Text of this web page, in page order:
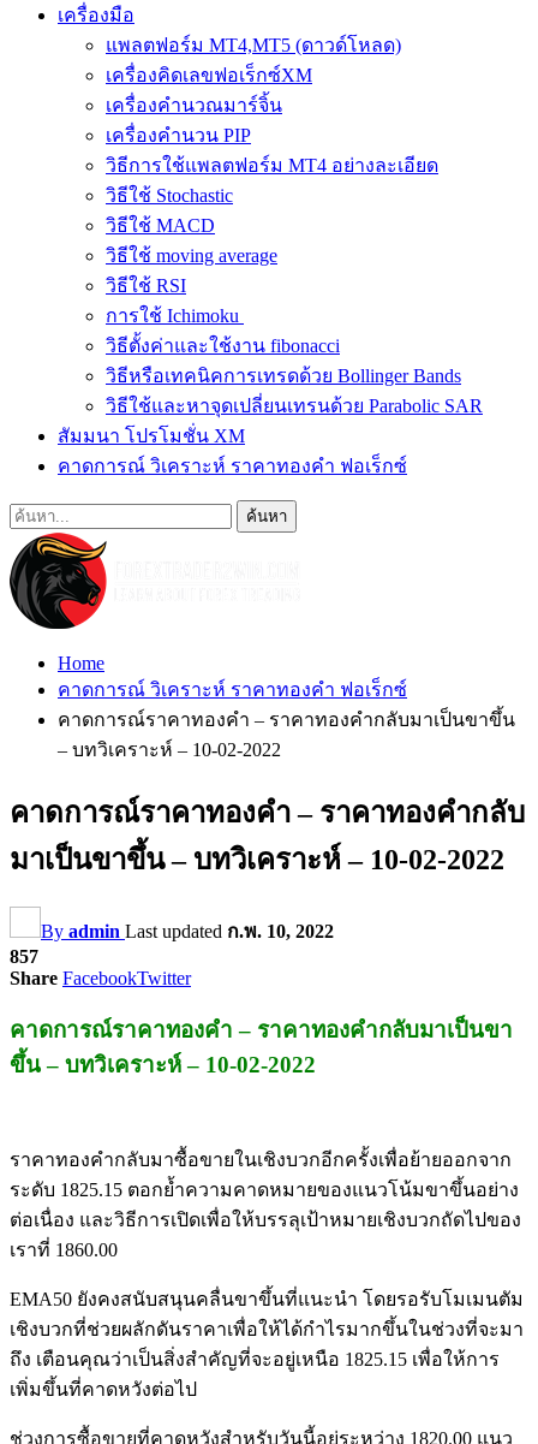
เครื่องมือ
แพลตฟอร์ม MT4,MT5 (ดาวด์โหลด)
เครื่องคิดเลขฟอเร็กซ์XM
เครื่องคำนวณมาร์จิ้น
เครื่องคำนวน PIP
วิธีการใช้แพลตฟอร์ม MT4 อย่างละเอียด
วิธีใช้ Stochastic
วิธีใช้ MACD
วิธีใช้ moving average
วิธีใช้ RSI
การใช้ Ichimoku
วิธีตั้งค่าและใช้งาน fibonacci
วิธีหรือเทคนิคการเทรดด้วย Bollinger Bands
วิธีใช้และหาจุดเปลี่ยนเทรนด้วย Parabolic SAR
สัมมนา โปรโมชั่น XM
คาดการณ์ วิเคราะห์ ราคาทองคำ ฟอเร็กซ์
Home
คาดการณ์ วิเคราะห์ ราคาทองคำ ฟอเร็กซ์
คาดการณ์ราคาทองคำ – ราคาทองคำกลับมาเป็นขาขึ้น
– บทวิเคราะห์ – 10-02-2022
คาดการณ์ราคาทองคำ – ราคาทองคำกลับ
มาเป็นขาขึ้น – บทวิเคราะห์ – 10-02-2022
By admin Last updated ก.พ. 10, 2022
857
Share FacebookTwitter
คาดการณ์ราคาทองคำ – ราคาทองคำกลับมาเป็นขา
ขึ้น – บทวิเคราะห์ – 10-02-2022
ราคาทองคำกลับมาซื้อขายในเชิงบวกอีกครั้งเพื่อย้ายออกจาก
ระดับ 1825.15 ตอกย้ำความคาดหมายของแนวโน้มขาขึ้นอย่าง
ต่อเนื่อง และวิธีการเปิดเพื่อให้บรรลุเป้าหมายเชิงบวกถัดไปของ
เราที่ 1860.00
EMA50 ยังคงสนับสนุนคลื่นขาขึ้นที่แนะนำ โดยรอรับโมเมนตัม
เชิงบวกที่ช่วยผลักดันราคาเพื่อให้ได้กำไรมากขึ้นในช่วงที่จะมา
ถึง เตือนคุณว่าเป็นสิ่งสำคัญที่จะอยู่เหนือ 1825.15 เพื่อให้การ
เพิ่มขึ้นที่คาดหวังต่อไป
ช่วงการซื้อขายที่คาดหวังสำหรับวันนี้อยู่ระหว่าง 1820.00 แนว